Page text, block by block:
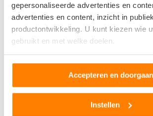
gepersonaliseerde advertenties en
advertenties en content, inzicht in
productontwikkeling. U kunt kiezen wie
gebruikt en met welke doelen.
Als u het toestaat, willen we ook graag:
Informatie verzamelen over uw
die tot een paar meter nauwkeurig
Uw apparaat identificeren door het
Accepteren en doorgaan
Instellen
Locatie snellaadpoort
Snellaadaansluting
Snellaadvermogen -
Snellaadsnelheid -